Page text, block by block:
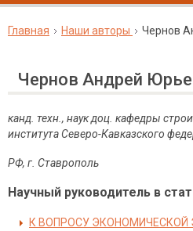
Главная Наши авторы Чернов
Чернов Андрей
канд. техн., наук доц. кафедры
института Северо-Кавказского
РФ, г. Ставрополь
Научный руководитель в
К ВОПРОСУ ЭКОНОМИЧЕСКОЙ